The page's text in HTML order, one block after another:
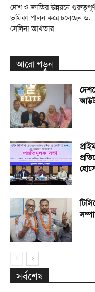
দেশ ও জাতির উন্নয়নে
ভূমিকা পালন করে চলেছেন ড.
সেলিনা আখতার
আরো পড়ুন
সর্বশেষ